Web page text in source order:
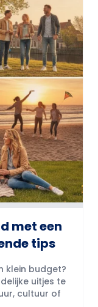
met een
tips
klein budget?
uitjes te
cultuur of